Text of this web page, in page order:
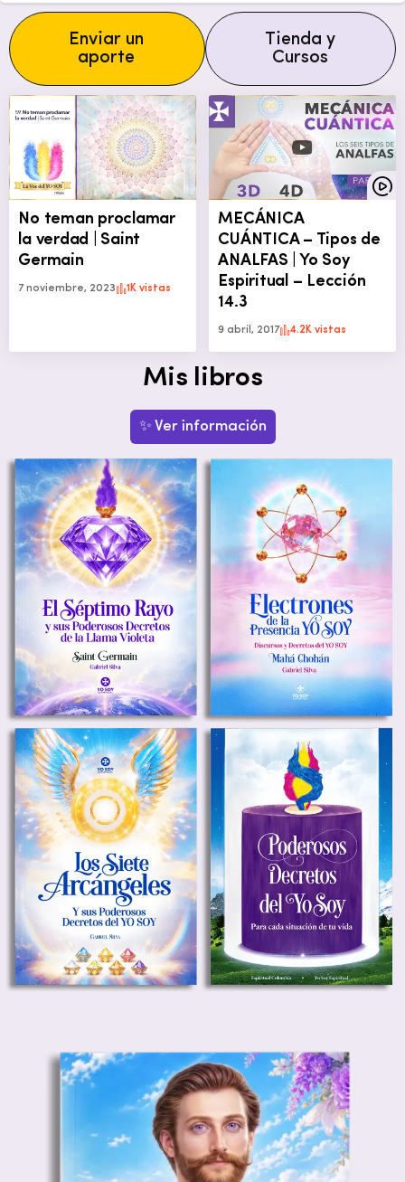
Enviar un
aporte
Tienda y
Cursos
No teman proclamar
la verdad | Saint
Germain
7 noviembre, 2023 1K vistas
MECÁNICA
CUÁNTICA – Tipos de
ANALFAS | Yo Soy
Espiritual – Lección
14.3
9 abril, 2017 4.2K vistas
Mis libros
✨ Ver información